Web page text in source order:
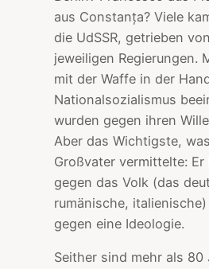
aus Constanța? Viele
die UdSSR, getrieben
jeweiligen Regierungen.
mit der Waffe in der
Nationalsozialismus
wurden gegen ihren
Aber das Wichtigste,
Großvater vermittelte:
gegen das Volk (das
rumänische,
gegen eine Ideologie.
Seither sind mehr als 80